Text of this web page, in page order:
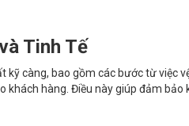
Tinh Tế
càng, bao gồm các bước từ việc
khách hàng. Điều này giúp đảm